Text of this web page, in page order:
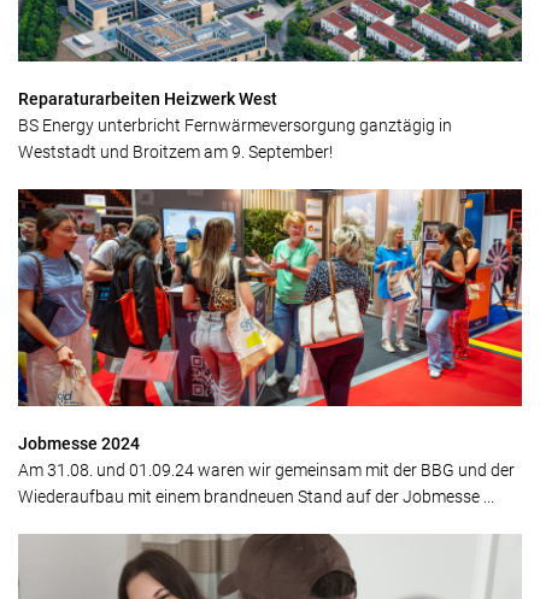
Reparaturarbeiten Heizwerk West
BS Energy unterbricht Fernwärmeversorgung ganztägig in
Weststadt und Broitzem am 9. September!
Jobmesse 2024
Am 31.08. und 01.09.24 waren wir gemeinsam mit der BBG und der
Wiederaufbau mit einem brandneuen Stand auf der Jobmesse ...